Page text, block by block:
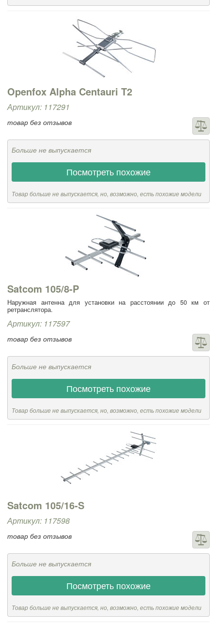
Openfox Alpha Centauri T2
Артикул: 117291
товар без отзывов
Больше не выпускается
Посмотреть похожие
Товар больше не выпускается, но, возможно, есть похожие модели
Satcom 105/8-P
Наружная антенна для установки на расстоянии до 50 км от
ретранслятора.
Артикул: 117597
товар без отзывов
Больше не выпускается
Посмотреть похожие
Товар больше не выпускается, но, возможно, есть похожие модели
Satcom 105/16-S
Артикул: 117598
товар без отзывов
Больше не выпускается
Посмотреть похожие
Товар больше не выпускается, но, возможно, есть похожие модели